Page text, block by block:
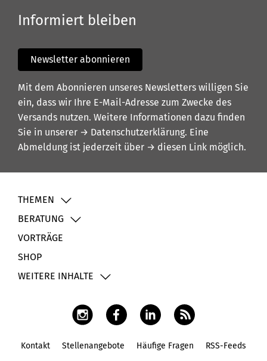
Informiert bleiben
Newsletter abonnieren
Mit dem Abonnieren unseres Newsletters willigen Sie
ein, dass wir Ihre E-Mail-Adresse zum Zwecke des
Versands nutzen. Weitere Informationen dazu finden
Sie in unserer → Datenschutzerklärung. Eine
Abmeldung ist jederzeit über → diesen Link möglich.
THEMEN
BERATUNG
VORTRÄGE
SHOP
WEITERE INHALTE
Kontakt Stellenangebote Häufige Fragen RSS-Feeds